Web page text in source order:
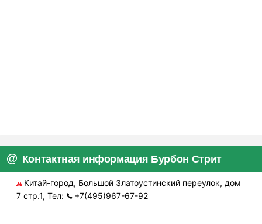
Контактная информация Бурбон Стрит
Китай-город, Большой Златоустинский переулок, дом
7 стр.1, Тел:
+7(495)967-67-92